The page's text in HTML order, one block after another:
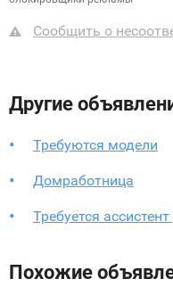
Сообщить о
Другие
Требуются модели
Домработница
Требуется
Похожие